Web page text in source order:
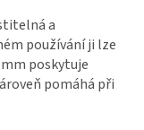
a
používání ji lze
poskytuje
pomáhá při